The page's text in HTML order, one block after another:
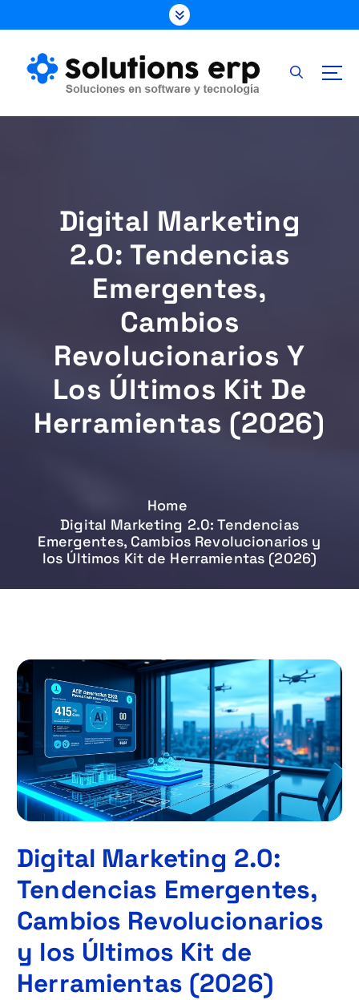
k
c
Digital Marketing
2.0: Tendencias
Emergentes,
Cambios
Revolucionarios Y
Los Últimos Kit De
Herramientas (2026)
Home
Digital Marketing 2.0: Tendencias
Emergentes, Cambios Revolucionarios y
los Últimos Kit de Herramientas (2026)
Digital Marketing 2.0:
Tendencias Emergentes,
Cambios Revolucionarios
y los Últimos Kit de
Herramientas (2026)